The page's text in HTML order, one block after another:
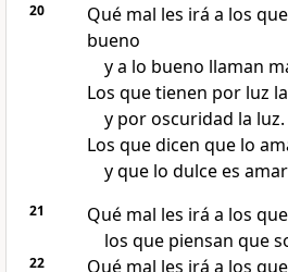
20
Qué mal les irá a los
bueno
y a lo bueno llaman
Los que tienen por luz
y por oscuridad la luz.
Los que dicen que lo
y que lo dulce es
21
Qué mal les irá a los
los que piensan que
22 Qué mal les irá a los